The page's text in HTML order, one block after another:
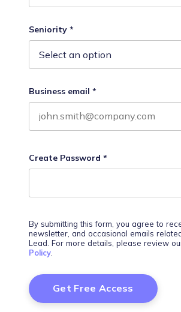
Seniority *
Business email *
Create Password *
By submitting this form, you agree to
newsletter, and occasional emails
Lead. For more details, please review
Policy.